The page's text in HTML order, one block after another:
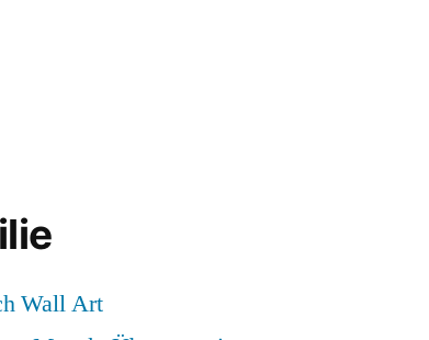
Wall Art